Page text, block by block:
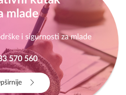
mlade
i sigurnosti za mlade
570 560